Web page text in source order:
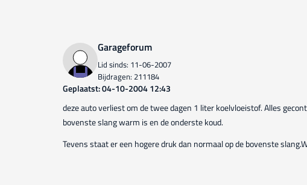
Garageforum
Lid sinds: 11-06-2007
Bijdragen: 211184
Geplaatst: 04-10-2004 12:43
deze auto verliest om de twee dagen 1 liter koelvloeistof. Alles
bovenste slang warm is en de onderste koud.
Tevens staat er een hogere druk dan normaal op de bovenste